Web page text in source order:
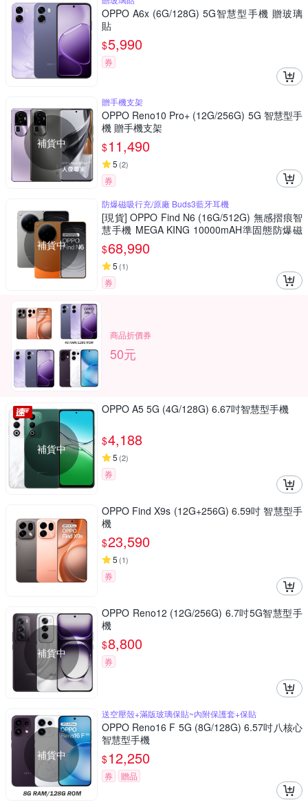
OPPO A6x (6G/128G) 5G智慧型手機 贈玻璃
貼
$5,990
券
補貨中
贈手機支架
OPPO Reno10 Pro+ (12G/256G) 5G 智慧型手
機 贈手機支架
$11,490
5 (2)
券
補貨中
防爆磁吸行充/原廠 Buds3藍牙耳機
[現貨] OPPO Find N6 (16G/512G) 無感摺痕智
慧手機 MEGA KING 10000mAH準固態防爆磁
吸行充+OPPO Buds3藍牙耳機
$68,990
5 (1)
券
商品折價券
50元
補貨中
OPPO A5 5G (4G/128G) 6.67吋智慧型手機
$4,188
5 (2)
券
OPPO Find X9s (12G+256G) 6.59吋 智慧型手
機
$23,590
5 (1)
券
補貨中
OPPO Reno12 (12G/256G) 6.7吋5G智慧型手
機
$8,800
券
補貨中
送空壓殼+滿版玻璃保貼~內附保護套+保貼
OPPO Reno16 F 5G (8G/128G) 6.57吋八核心
智慧型手機
$12,250
券 贈品